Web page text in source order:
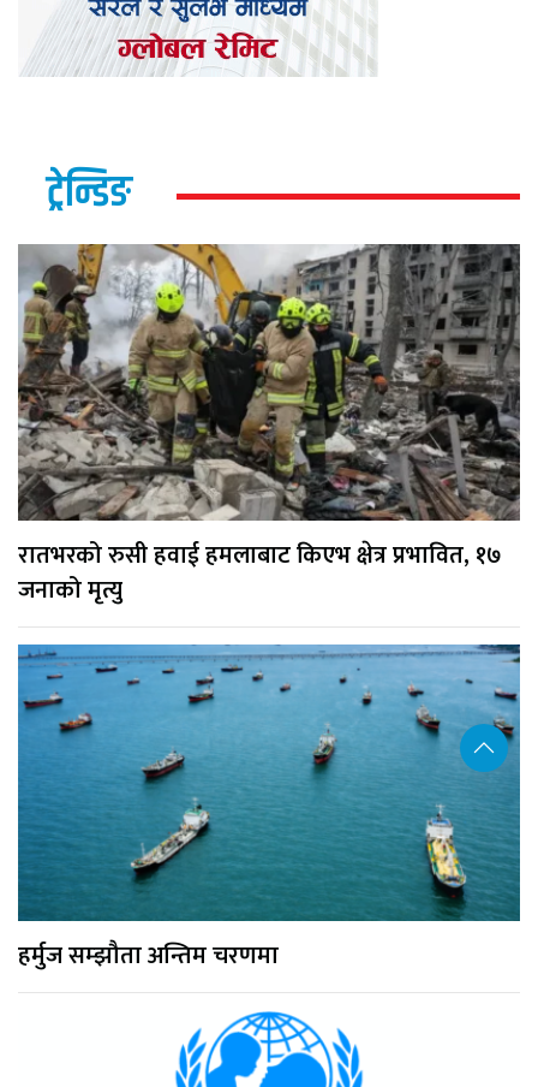
ट्रेन्डिङ
रातभरको रुसी हवाई हमलाबाट किएभ क्षेत्र प्रभावित, १७
जनाको मृत्यु
हर्मुज सम्झौता अन्तिम चरणमा